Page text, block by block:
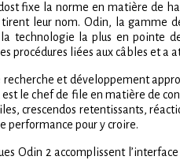
fixe la norme en matière de
leur nom. Odin, la gamme
technologie la plus en pointe
procédures liées aux câbles et a
recherche et développement
le chef de file en matière de
crescendos retentissants,
performance pour y croire.
Odin 2 accomplissent